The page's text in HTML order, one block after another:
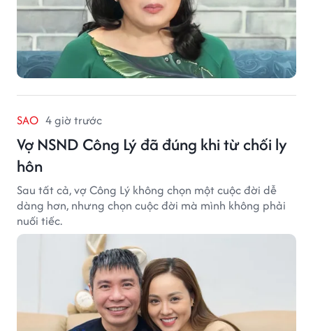
SAO 4 giờ trước
Vợ NSND Công Lý đã đúng khi từ chối ly
hôn
Sau tất cả, vợ Công Lý không chọn một cuộc đời dễ
dàng hơn, nhưng chọn cuộc đời mà mình không phải
nuối tiếc.